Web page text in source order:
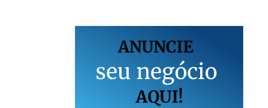
ANUNCIE
seu negócio
AQUI!